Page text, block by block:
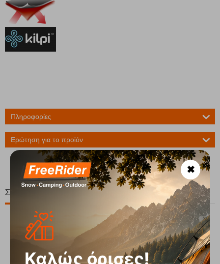
Πληροφορίες
Ερώτηση για το προϊόν
Σχετικά Προϊόντα
20%
✖
Καλώς όρισες!